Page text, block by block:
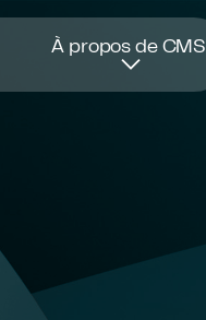
À propos de CMS